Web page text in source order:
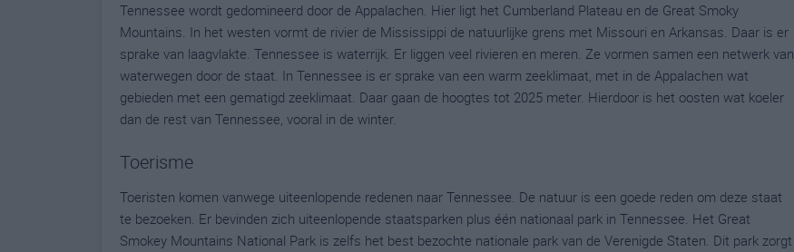
Tennessee wordt gedomineerd door de Appalachen. Hier ligt het Cumberland Plateau en de Great Smoky
Mountains. In het westen vormt de rivier de Mississippi de natuurlijke grens met Missouri en Arkansas. Daar is er
sprake van laagvlakte. Tennessee is waterrijk. Er liggen veel rivieren en meren. Ze vormen samen een netwerk van
waterwegen door de staat. In Tennessee is er sprake van een warm zeeklimaat, met in de Appalachen wat
gebieden met een gematigd zeeklimaat. Daar gaan de hoogtes tot 2025 meter. Hierdoor is het oosten wat koeler
dan de rest van Tennessee, vooral in de winter.
Toerisme
Toeristen komen vanwege uiteenlopende redenen naar Tennessee. De natuur is een goede reden om deze staat
te bezoeken. Er bevinden zich uiteenlopende staatsparken plus één nationaal park in Tennessee. Het Great
Smokey Mountains National Park is zelfs het best bezochte nationale park van de Verenigde Staten. Dit park zorgt